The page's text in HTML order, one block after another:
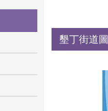
墾丁街道圖